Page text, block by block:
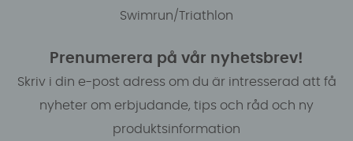
Swimrun/Triathlon
Prenumerera på vår nyhetsbrev!
Skriv i din e-post adress om du är intresserad att få
nyheter om erbjudande, tips och råd och ny
produktsinformation